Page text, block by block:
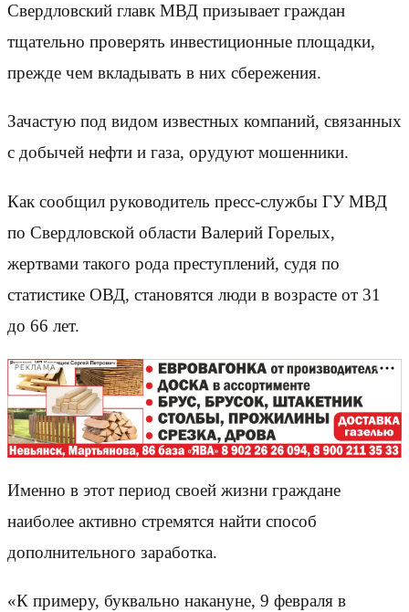
Свердловский главк МВД призывает граждан
тщательно проверять инвестиционные площадки,
прежде чем вкладывать в них сбережения.
Зачастую под видом известных компаний, связанных
с добычей нефти и газа, орудуют мошенники.
Как сообщил руководитель пресс-службы ГУ МВД
по Свердловской области Валерий Горелых,
жертвами такого рода преступлений, судя по
статистике ОВД, становятся люди в возрасте от 31
до 66 лет.
РЕКЛАМА
Именно в этот период своей жизни граждане
наиболее активно стремятся найти способ
дополнительного заработка.
«К примеру, буквально накануне, 9 февраля в